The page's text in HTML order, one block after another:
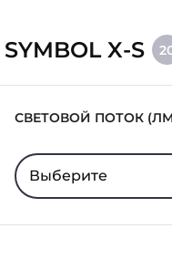
X-S
СВЕТОВОЙ ПОТОК
Выберите